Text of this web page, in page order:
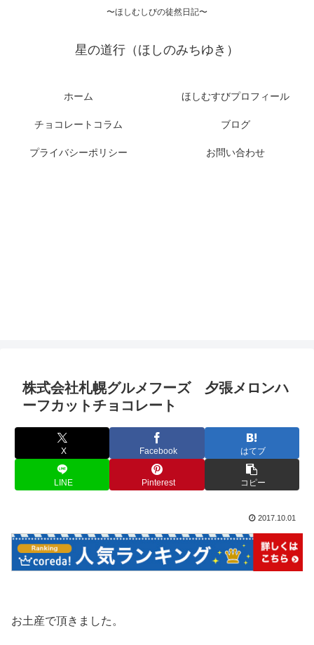
〜ほしむしびの徒然日記〜
星の道行（ほしのみちゆき）
ホーム ほしむすびプロフィール
チョコレートコラム ブログ
プライバシーポリシー お問い合わせ
株式会社札幌グルメフーズ 夕張メロンハ
ーフカットチョコレート
X Facebook はてブ
LINE Pinterest コピー
2017.10.01
お土産で頂きました。